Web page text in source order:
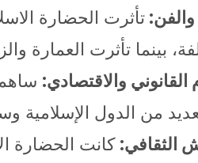
تأثرت الحضارة
بينما تأثرت العمارة
القانوني والاقتصادي:
من الدول الإسلامية
الثقافي:كانت الحضارة